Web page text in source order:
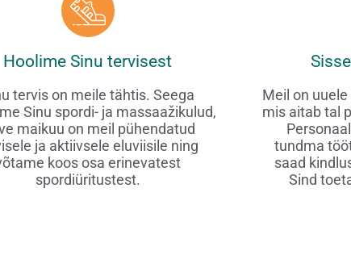
Hoolime Sinu tervisest
tervis on meile tähtis. Seega
Sinu spordi- ja massaažikulud,
maikuu on meil pühendatud
ja aktiivsele eluviisile ning
koos osa erinevatest
spordiüritustest.
Meil on
mis aitab tal
tundma
saad
Sind